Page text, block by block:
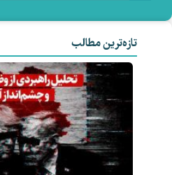
تازه‌ترین مطالب